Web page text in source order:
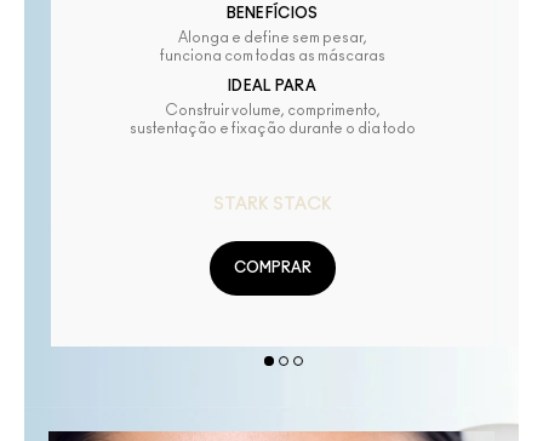
BENEFÍCIOS
Alonga e define sem pesar,
funciona com todas as máscaras
IDEAL PARA
Construir volume, comprimento,
sustentação e fixação durante o dia todo
STARK STACK
COMPRAR